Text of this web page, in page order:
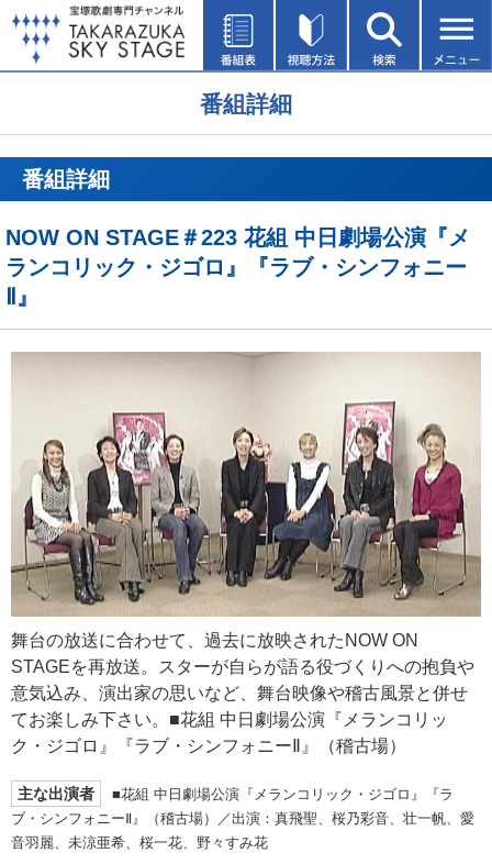
番組詳細
番組詳細
NOW ON STAGE＃223 花組 中日劇場公演『メ
ランコリック・ジゴロ』『ラブ・シンフォニー
Ⅱ』
舞台の放送に合わせて、過去に放映されたNOW ON
STAGEを再放送。スターが自らが語る役づくりへの抱負や
意気込み、演出家の思いなど、舞台映像や稽古風景と併せ
てお楽しみ下さい。■花組 中日劇場公演『メランコリッ
ク・ジゴロ』『ラブ・シンフォニーⅡ』（稽古場）
主な出演者
■花組 中日劇場公演『メランコリック・ジゴロ』『ラ
ブ・シンフォニーⅡ』（稽古場）／出演：真飛聖、桜乃彩音、壮一帆、愛
音羽麗、未涼亜希、桜一花、野々すみ花